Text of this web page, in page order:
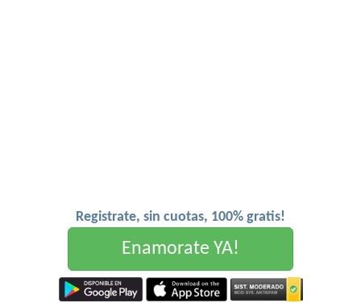
Registrate, sin cuotas, 100% gratis!
Enamorate YA!